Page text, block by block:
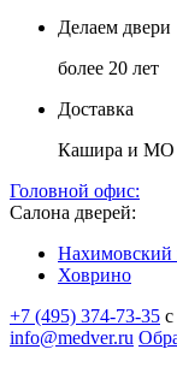
Делаем двери
более 20 лет
Доставка
Кашира и МО
Головной офис:
Салона дверей:
Нахимовский
Ховрино
+7 (495) 374-73-35
info@medver.ru